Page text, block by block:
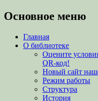
Основное меню
Перейти
содержимому
Главная
О библиотеке
Оцените
QR-код!
Новый сайт
Режим работы
Структура
История